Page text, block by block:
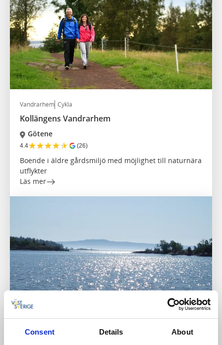
Consent Details About
Vandrarhem Cykla
Kollängens Vandrarhem
Götene
4.4★★★★★ (26)
Boende i äldre gårdsmiljö med möjlighet till naturnära
utflykter
Läs mer